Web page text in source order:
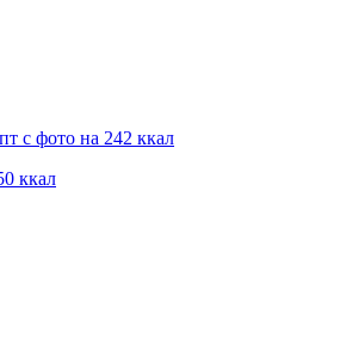
с фото на 242 ккал
ккал